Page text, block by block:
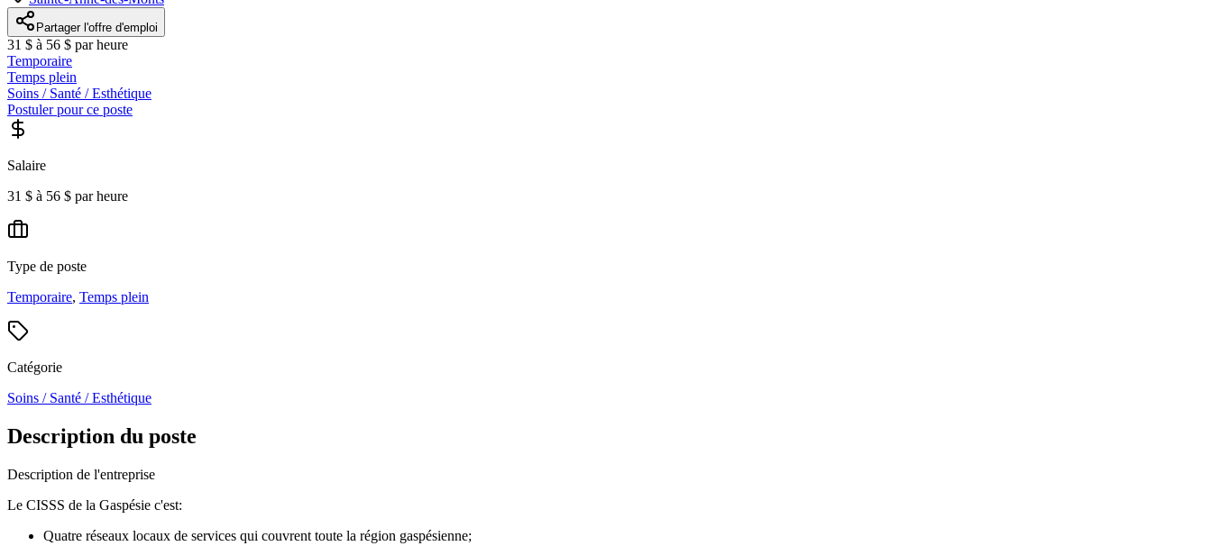
Partager l'offre d'emploi
31 $ à 56 $ par heure
Temporaire
Temps plein
Soins / Santé / Esthétique
Postuler pour ce poste
Salaire
31 $ à 56 $ par heure
Type de poste
Temporaire, Temps plein
Catégorie
Soins / Santé / Esthétique
Description du poste
Description de l'entreprise
Le CISSS de la Gaspésie c'est:
Quatre réseaux locaux de services qui couvrent toute la région gaspésienne;